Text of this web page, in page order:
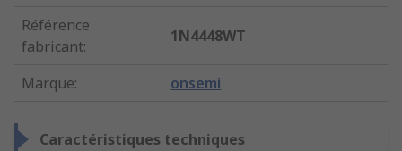
Référence
fabricant:
1N4448WT
Marque: onsemi
Caractéristiques techniques